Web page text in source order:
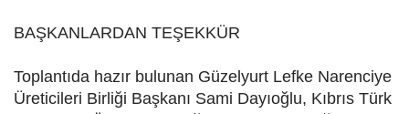
BAŞKANLARDAN TEŞEKKÜR
Toplantıda hazır bulunan Güzelyurt Lefke Narenciye
Üreticileri Birliği Başkanı Sami Dayıoğlu, Kıbrıs Türk